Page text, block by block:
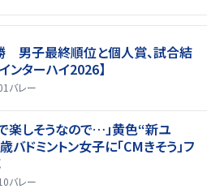
男子最終順位と個人賞、試合結
ンターハイ2026】
バレー
楽しそうなので…」黄色“新ユ
ドミントン女子に「CMきそう」フ
バレー